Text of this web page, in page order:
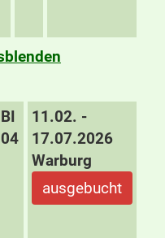
BI
04
11.02. -
17.07.2026
Warburg
ausgebucht